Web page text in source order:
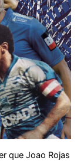
que Joao Rojas